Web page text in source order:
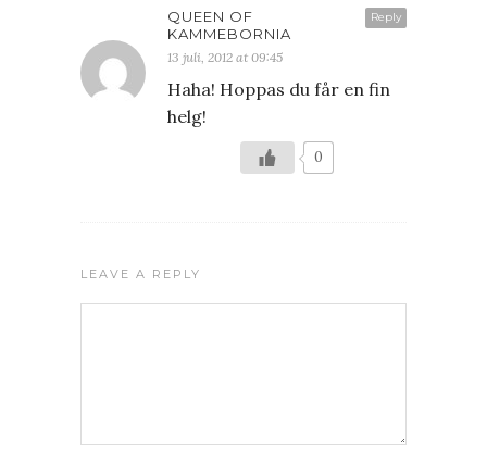
Reply
QUEEN OF
KAMMEBORNIA
13 juli, 2012 at 09:45
Haha! Hoppas du får en fin
helg!
0
LEAVE A REPLY